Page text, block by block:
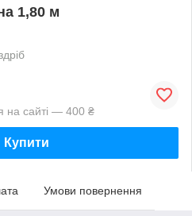
1,80 м
на сайті — 400 ₴
Купити
Умови повернення